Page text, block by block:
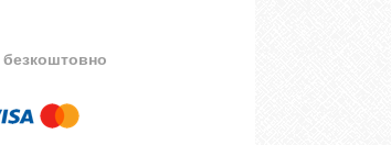
безкоштовно